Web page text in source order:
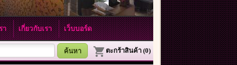
า เกี่ยวกับเรา เว็บบอร์ด
ตะกร้าสินค้า (0)